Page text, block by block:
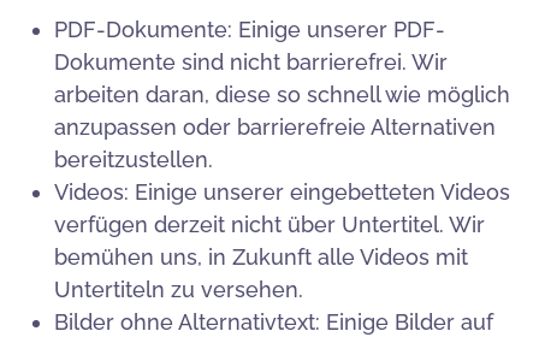
PDF-Dokumente: Einige unserer PDF-
Dokumente sind nicht barrierefrei. Wir
arbeiten daran, diese so schnell wie möglich
anzupassen oder barrierefreie Alternativen
bereitzustellen.
Videos: Einige unserer eingebetteten Videos
verfügen derzeit nicht über Untertitel. Wir
bemühen uns, in Zukunft alle Videos mit
Untertiteln zu versehen.
Bilder ohne Alternativtext: Einige Bilder auf